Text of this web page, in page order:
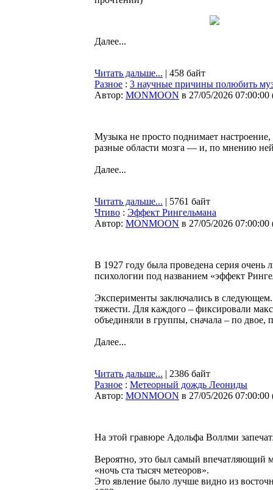
Далее...
Читать дальше... | 458 байт
Разное : 3 научные причины полюбить
Автор: MONMOON в 27/05/2026 07:00:00
Музыка не просто поднимает
разные области мозга — и, по мнению
Далее...
Читать дальше... | 5761 байт
Чтиво : Эффект Рингельмана
Автор: MONMOON в 27/05/2026 07:00:00
В 1927 году была проведена серия очень
психологии под названием «эффект
Эксперименты заключались в
тяжести. Для каждого – фиксировали
объединяли в группы, сначала – по двое,
Далее...
Читать дальше... | 2386 байт
Разное : Метеорный дождь Леониды
Автор: MONMOON в 27/05/2026 07:00:00
На этой гравюре Адольфа Воллми
Вероятно, это был самый впечатляющий
«ночь ста тысяч метеоров».
Это явление было лучше видно из